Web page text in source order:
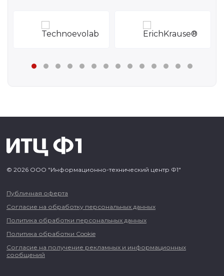
© 2026 ООО "Информационно-технический центр Ф1"
Публичная оферта
Согласие на обработку персональных данных
Политика обработки персональных данных
Политика обработки Cookie
Согласие на получение рекламных и информационных
сообщений